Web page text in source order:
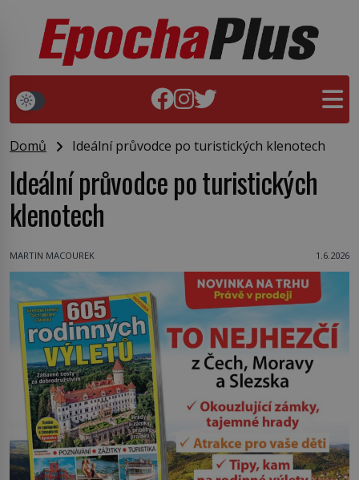
Domů Ideální průvodce po turistických klenotech
Ideální průvodce po turistických
klenotech
MARTIN MACOUREK 1.6.2026